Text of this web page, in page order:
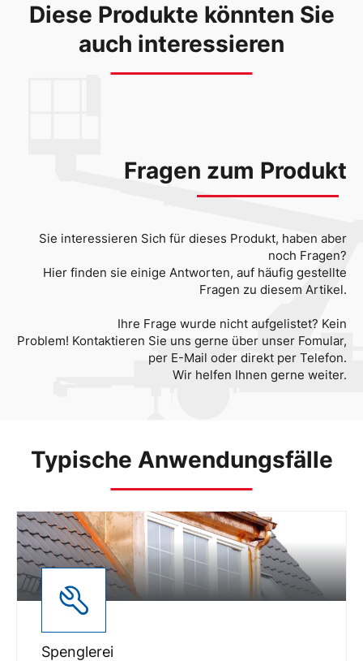
Diese Produkte könnten Sie
auch interessieren
Fragen zum Produkt
Sie interessieren Sich für dieses Produkt, haben aber
noch Fragen?
Hier finden sie einige Antworten, auf häufig gestellte
Fragen zu diesem Artikel.
Ihre Frage wurde nicht aufgelistet? Kein
Problem! Kontaktieren Sie uns gerne über unser Fomular,
per E-Mail oder direkt per Telefon.
Wir helfen Ihnen gerne weiter.
Typische Anwendungsfälle
Spenglerei